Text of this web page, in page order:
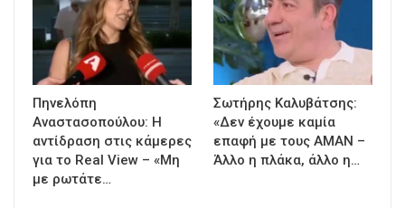
Πηνελόπη
Αναστασοπούλου: Η
αντίδραση στις κάμερες
για το Real View – «Μη
με ρωτάτε…
Σωτήρης Καλυβάτσης:
«Δεν έχουμε καμία
επαφή με τους ΑΜΑΝ –
Άλλο η πλάκα, άλλο η…